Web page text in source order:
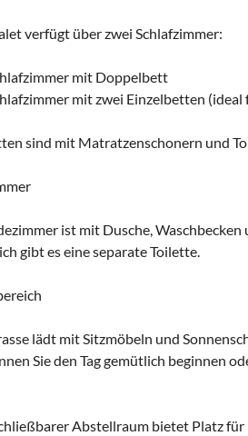
verfügt über zwei Schlafzimmer:
mit Doppelbett
mit zwei Einzelbetten
sind mit Matratzenschonern und
ist mit Dusche,
gibt es eine separate Toilette.
lädt mit Sitzmöbeln und
Sie den Tag gemütlich beginnen
Abstellraum bietet Platz